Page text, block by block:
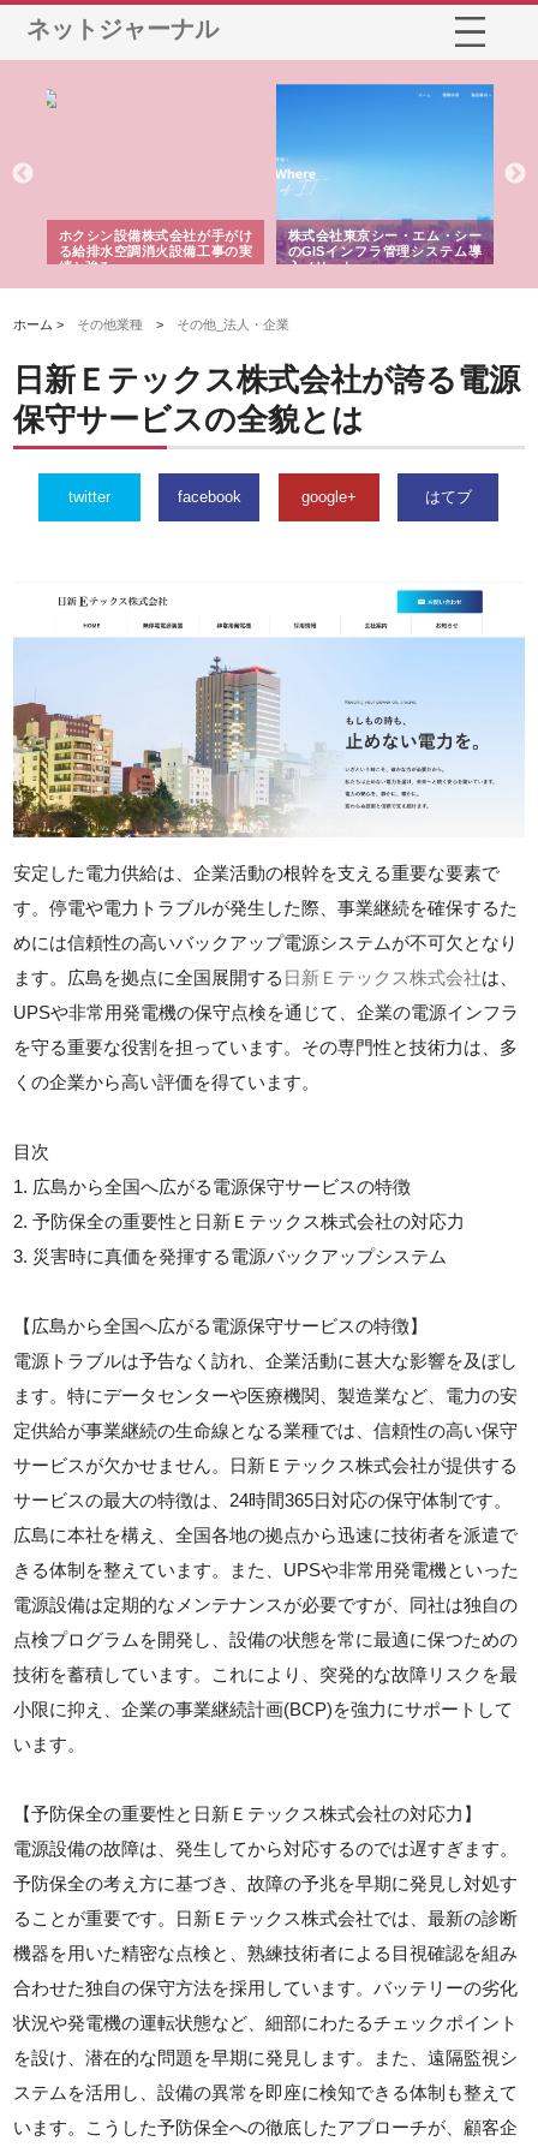
ネットジャーナル
ホクシン設備株式会社が手がけ
る給排水空調消火設備工事の実
績と強み
株式会社東京シー・エム・シー
のGISインフラ管理システム導
入メリット
ホーム > その他業種 > その他_法人・企業
日新Ｅテックス株式会社が誇る電源
保守サービスの全貌とは
twitter facebook google+ はてブ
安定した電力供給は、企業活動の根幹を支える重要な要素で
す。停電や電力トラブルが発生した際、事業継続を確保するた
めには信頼性の高いバックアップ電源システムが不可欠となり
ます。広島を拠点に全国展開する 日新Ｅテックス株式会社は、
UPSや非常用発電機の保守点検を通じて、企業の電源インフラ
を守る重要な役割を担っています。その専門性と技術力は、多
くの企業から高い評価を得ています。
目次
1. 広島から全国へ広がる電源保守サービスの特徴
2. 予防保全の重要性と日新Ｅテックス株式会社の対応力
3. 災害時に真価を発揮する電源バックアップシステム
【広島から全国へ広がる電源保守サービスの特徴】
電源トラブルは予告なく訪れ、企業活動に甚大な影響を及ぼし
ます。特にデータセンターや医療機関、製造業など、電力の安
定供給が事業継続の生命線となる業種では、信頼性の高い保守
サービスが欠かせません。日新Ｅテックス株式会社が提供する
サービスの最大の特徴は、24時間365日対応の保守体制です。
広島に本社を構え、全国各地の拠点から迅速に技術者を派遣で
きる体制を整えています。また、UPSや非常用発電機といった
電源設備は定期的なメンテナンスが必要ですが、同社は独自の
点検プログラムを開発し、設備の状態を常に最適に保つための
技術を蓄積しています。これにより、突発的な故障リスクを最
小限に抑え、企業の事業継続計画(BCP)を強力にサポートして
います。
【予防保全の重要性と日新Ｅテックス株式会社の対応力】
電源設備の故障は、発生してから対応するのでは遅すぎます。
予防保全の考え方に基づき、故障の予兆を早期に発見し対処す
ることが重要です。日新Ｅテックス株式会社では、最新の診断
機器を用いた精密な点検と、熟練技術者による目視確認を組み
合わせた独自の保守方法を採用しています。バッテリーの劣化
状況や発電機の運転状態など、細部にわたるチェックポイント
を設け、潜在的な問題を早期に発見します。また、遠隔監視シ
ステムを活用し、設備の異常を即座に検知できる体制も整えて
います。こうした予防保全への徹底したアプローチが、顧客企